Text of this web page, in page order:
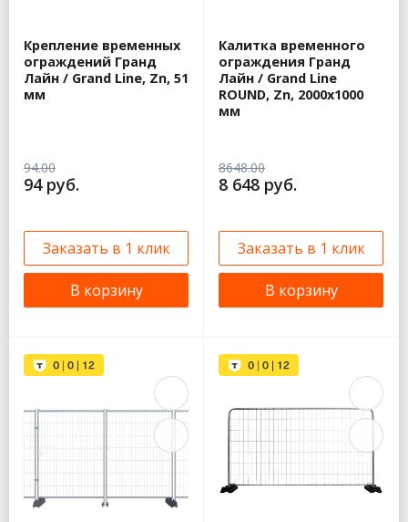
Крепление временных
ограждений Гранд
Лайн / Grand Line, Zn, 51
мм
94.00
94 руб.
Заказать в 1 клик
В корзину
Калитка временного
ограждения Гранд
Лайн / Grand Line
ROUND, Zn, 2000х1000
мм
8648.00
8 648 руб.
Заказать в 1 клик
В корзину